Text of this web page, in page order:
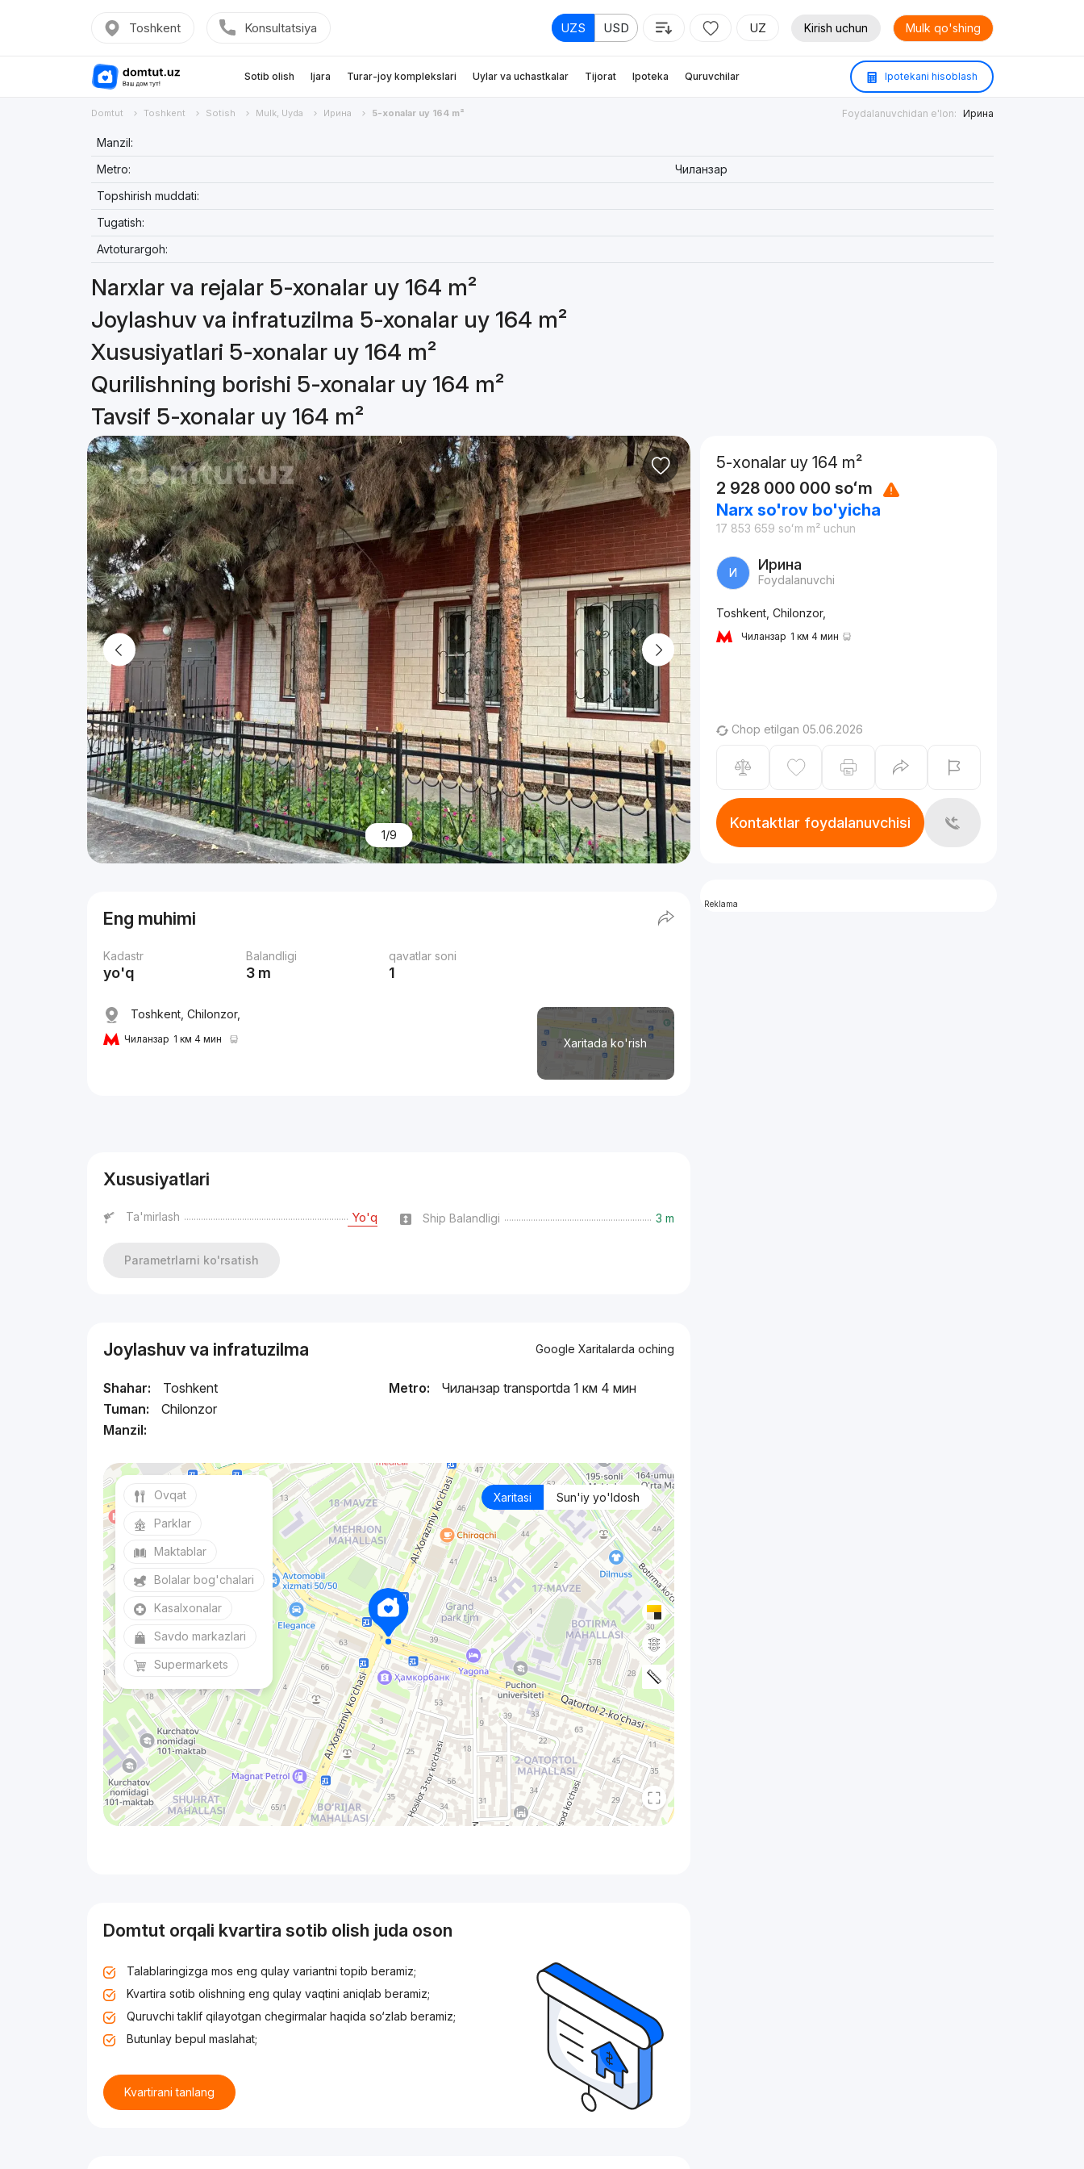
Toshkent Konsultatsiya UZS USD UZ Kirish uchun Mulk qo'shing
Sotib olish Ijara Turar-joy komplekslari Uylar va uchastkalar Tijorat Ipoteka Quruvchilar Ipotekani hisoblash
Domtut Toshkent Sotish Mulk, Uyda Ирина 5-xonalar uy 164 m² Foydalanuvchidan e'lon: Ирина
Manzil:
Metro:
Чиланзар
Topshirish muddati:
Tugatish:
Avtoturargoh:
Narxlar va rejalar 5-xonalar uy 164 m²
Joylashuv va infratuzilma 5-xonalar uy 164 m²
Xususiyatlari 5-xonalar uy 164 m²
Qurilishning borishi 5-xonalar uy 164 m²
Tavsif 5-xonalar uy 164 m²
1/9
Eng muhimi
Kadastr
yo'q
Balandligi
3 m
qavatlar soni
1
Xaritada ko'rish
Toshkent, Chilonzor,
Чиланзар 1 км 4 мин
Xususiyatlari
Ta'mirlash Yo'q Ship Balandligi 3 m
Parametrlarni ko'rsatish
Joylashuv va infratuzilma Google Xaritalarda oching
Shahar:
Toshkent
Tuman:
Chilonzor
Manzil:
Metro: Чиланзар transportda 1 км 4 мин
Xaritasi Sun'iy yo'ldosh
Ovqat
Parklar
Maktablar
Bolalar bog'chalari
Kasalxonalar
Savdo markazlari
Supermarkets
Domtut orqali kvartira sotib olish juda oson
Talablaringizga mos eng qulay variantni topib beramiz;
Kvartira sotib olishning eng qulay vaqtini aniqlab beramiz;
Quruvchi taklif qilayotgan chegirmalar haqida so‘zlab beramiz;
Butunlay bepul maslahat;
Kvartirani tanlang
5-xonalar uy 164 m²
2 928 000 000 soʻm
Narx so'rov bo'yicha
17 853 659 soʻm m² uchun
И Ирина
Foydalanuvchi
Toshkent, Chilonzor,
Чиланзар 1 км 4 мин
Chop etilgan 05.06.2026
Kontaktlar foydalanuvchisi
Reklama